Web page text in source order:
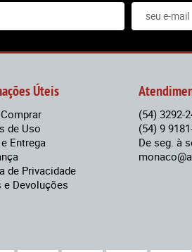
Úteis
de Uso
Entrega
de Privacidade
e Devoluções
(54) 3292-
(54) 9
De seg. à